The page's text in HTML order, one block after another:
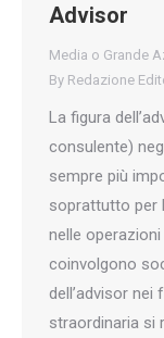
Advisor
Media o Grande
By Redazione
La figura
consulente)
sempre più
soprattutto per
nelle
coinvolgono
dell’advisor
straordinaria si